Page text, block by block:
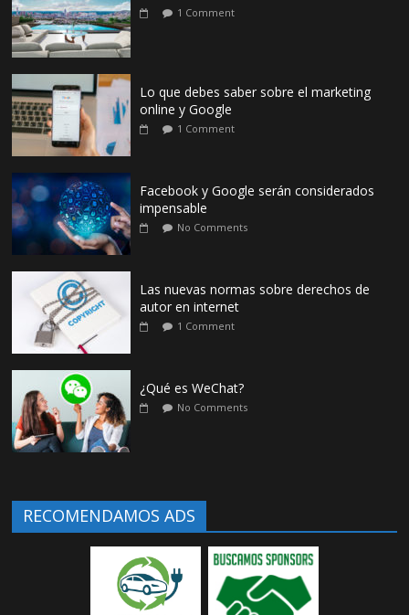
1 Comment
Lo que debes saber sobre el marketing
online y Google
1 Comment
Facebook y Google serán considerados
impensable
No Comments
Las nuevas normas sobre derechos de
autor en internet
1 Comment
¿Qué es WeChat?
No Comments
RECOMENDAMOS ADS